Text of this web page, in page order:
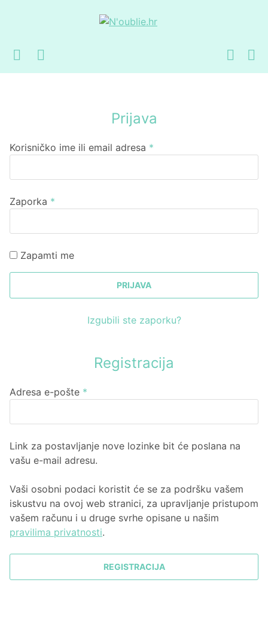
Preskoči
Skoči
Prijava
Korisničko ime ili email adresa *
Zaporka *
Zapamti me
PRIJAVA
Izgubili ste zaporku?
Registracija
Adresa e-pošte *
Link za postavljanje nove lozinke bit će poslana na
vašu e-mail adresu.
Vaši osobni podaci koristit će se za podršku vašem
iskustvu na ovoj web stranici, za upravljanje pristupom
vašem računu i u druge svrhe opisane u našim
pravilima privatnosti.
REGISTRACIJA